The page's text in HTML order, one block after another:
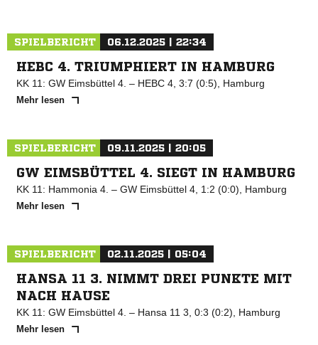
SPIELBERICHT 06.12.2025 | 22:34
HEBC 4. TRIUMPHIERT IN HAMBURG
KK 11: GW Eimsbüttel 4. – HEBC 4, 3:7 (0:5), Hamburg
Mehr lesen
SPIELBERICHT 09.11.2025 | 20:05
GW EIMSBÜTTEL 4. SIEGT IN HAMBURG
KK 11: Hammonia 4. – GW Eimsbüttel 4, 1:2 (0:0), Hamburg
Mehr lesen
SPIELBERICHT 02.11.2025 | 05:04
HANSA 11 3. NIMMT DREI PUNKTE MIT
NACH HAUSE
KK 11: GW Eimsbüttel 4. – Hansa 11 3, 0:3 (0:2), Hamburg
Mehr lesen